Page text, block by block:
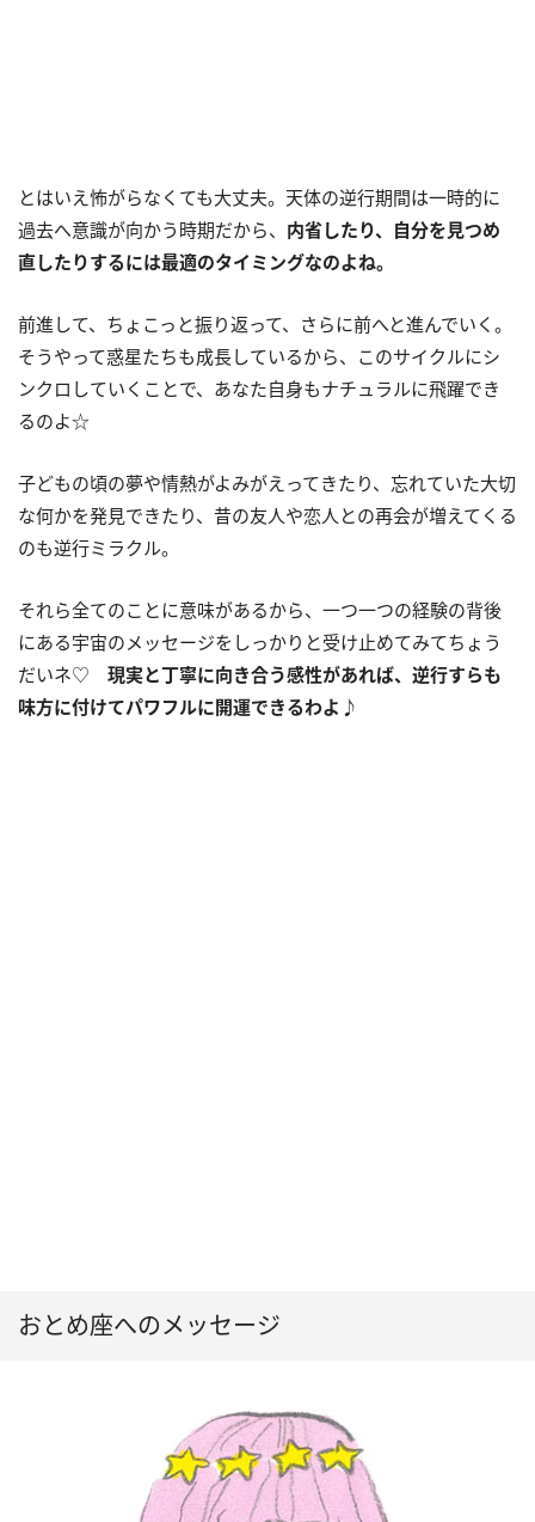
とはいえ怖がらなくても大丈夫。天体の逆行期間は一時的に
過去へ意識が向かう時期だから、 内省したり、自分を見つめ
直したりするには最適のタイミングなのよね。
前進して、ちょこっと振り返って、さらに前へと進んでいく。
そうやって惑星たちも成長しているから、このサイクルにシ
ンクロしていくことで、あなた自身もナチュラルに飛躍でき
るのよ☆
子どもの頃の夢や情熱がよみがえってきたり、忘れていた大切
な何かを発見できたり、昔の友人や恋人との再会が増えてくる
のも逆行ミラクル。
それら全てのことに意味があるから、一つ一つの経験の背後
にある宇宙のメッセージをしっかりと受け止めてみてちょう
だいネ♡ 現実と丁寧に向き合う感性があれば、逆行すらも
味方に付けてパワフルに開運できるわよ♪
おとめ座へのメッセージ